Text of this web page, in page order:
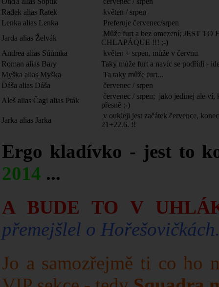
Radek alias Ratek
květen / srpen
Lenka alias Lenka
Preferuje červenec/srpen
Jarda alias Želvák
Může furt a bez omezení; JEST TO
CHLAPÁQUE !!! ;-)
Andrea alias Súůmka
květen + srpen, může v červnu
Roman alias Bary
Taky může furt a navíc se podřídí -
Myška alias Myška
Ta taky může furt...
Dáša alias Dáša
červenec / srpen
Aleš alias Čagi alias Pták
červenec / srpen; jako jedinej ale ví,
přesně ;-)
Jarka alias Jarka
v oukleji jest začátek července,
21+22.6. !!
Ergo kladívko - jest to
2014 ...
A BUDE TO V
přemejšlel o Hořešovičkách
Jo a samozřejmě ti co ho